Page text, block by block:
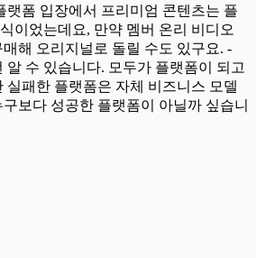
폼 입장에서 프리미엄 콘텐츠는 플
이었는데요, 만약 멤버 온리 비디오
해 오리지널로 돌릴 수도 있구요. -
수 있습니다. 모두가 플랫폼이 되고
패한 플랫폼은 자체 비즈니스 모델
보다 성공한 플랫폼이 아닐까 싶습니